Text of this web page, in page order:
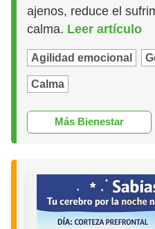
ajenos, reduce el
calma. Leer artículo
Agilidad emocional
Calma
Más Bienestar